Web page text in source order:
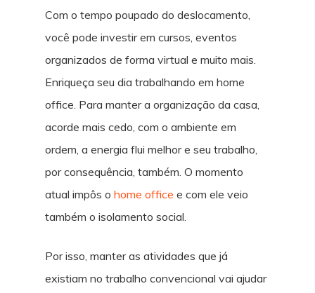
Com o tempo poupado do deslocamento,
você pode investir em cursos, eventos
organizados de forma virtual e muito mais.
Enriqueça seu dia trabalhando em home
office. Para manter a organização da casa,
acorde mais cedo, com o ambiente em
ordem, a energia flui melhor e seu trabalho,
por consequência, também. O momento
atual impôs o home office e com ele veio
também o isolamento social.
Por isso, manter as atividades que já
existiam no trabalho convencional vai ajudar